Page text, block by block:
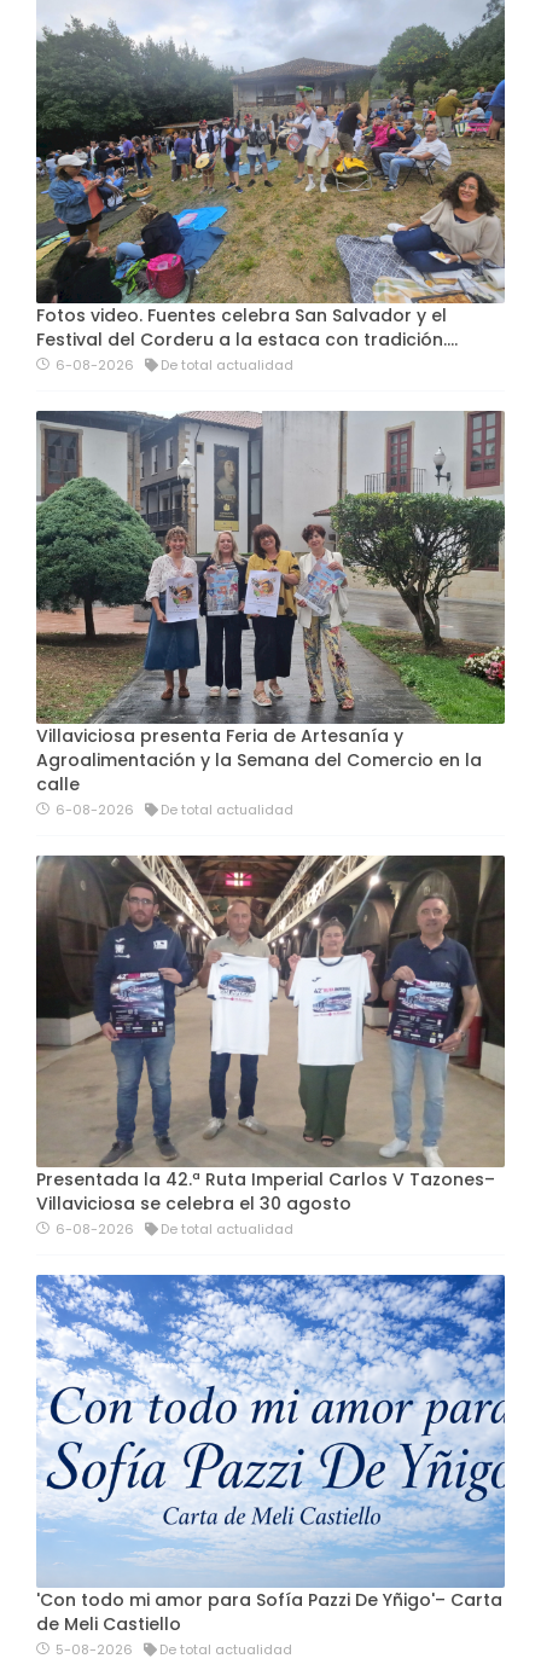
Fotos video. Fuentes celebra San Salvador y el
Festival del Corderu a la estaca con tradición....
6-08-2026 De total actualidad
Villaviciosa presenta Feria de Artesanía y
Agroalimentación y la Semana del Comercio en la
calle
6-08-2026 De total actualidad
Presentada la 42.ª Ruta Imperial Carlos V Tazones–
Villaviciosa se celebra el 30 agosto
6-08-2026 De total actualidad
'Con todo mi amor para Sofía Pazzi De Yñigo'– Carta
de Meli Castiello
5-08-2026 De total actualidad